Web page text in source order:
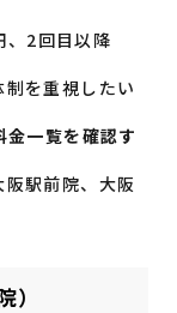
、2回目以降
を重視したい
一覧を確認す
駅前院、大阪